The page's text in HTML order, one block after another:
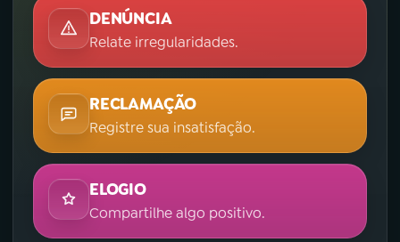
DENÚNCIA
Relate irregularidades.
RECLAMAÇÃO
Registre sua insatisfação.
ELOGIO
Compartilhe algo positivo.